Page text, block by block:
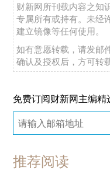
财新网所刊载内容之知
专属所有或持有。未经
建立镜像等任何使用。
如有意愿转载，请发邮
确认及授权后，方可转载
免费订阅财新网主编精
推荐阅读